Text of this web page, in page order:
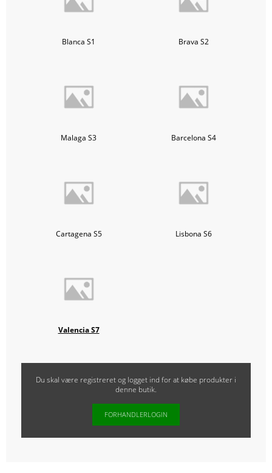
Blanca S1 Brava S2
Malaga S3 Barcelona S4
Cartagena S5 Lisbona S6
Valencia S7
Du skal være registreret og logget ind for at købe produkter i
denne butik.
FORHANDLERLOGIN